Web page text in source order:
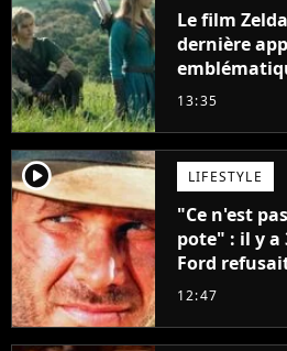
Le film
dernière
13:35
player2 LIFESTYLE
"Ce n'est
pote" : il y a
Ford
grands
12:47